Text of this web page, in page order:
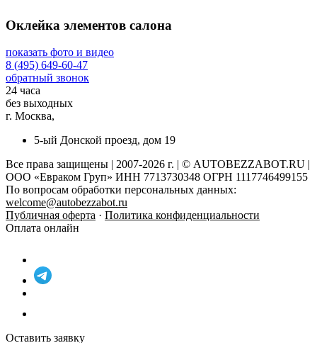
Оклейка элементов салона
показать фото и видео
8 (495) 649-60-47
обратный звонок
24 часа
без выходных
г. Москва,
5-ый Донской проезд, дом 19
Все права защищены | 2007-2026 г. | © AUTOBEZZABOT.RU |
ООО «Евраком Груп» ИНН 7713730348 ОГРН 1117746499155
По вопросам обработки персональных данных:
welcome@autobezzabot.ru
Публичная оферта · Политика конфиденциальности
Оплата онлайн
Оставить заявку